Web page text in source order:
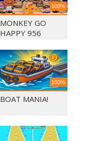
100%
MONKEY GO
HAPPY 956
100%
BOAT MANIA!